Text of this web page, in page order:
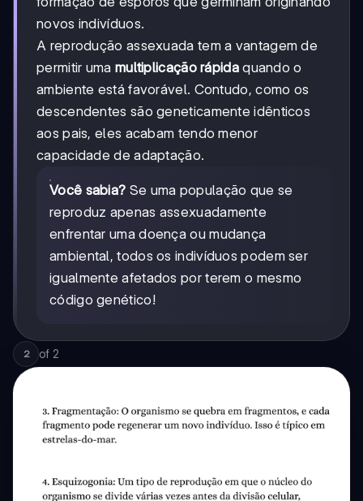
novos indivíduos.
A reprodução assexuada tem a vantagem de
permitir uma multiplicação rápidaquando o
ambiente está favorável. Contudo, como os
descendentes são geneticamente idênticos
aos pais, eles acabam tendo menor
capacidade de adaptação.
Você sabia? Se uma população que se
reproduz apenas assexuadamente
enfrentar uma doença ou mudança
ambiental, todos os indivíduos podem ser
igualmente afetados por terem o mesmo
código genético!
2 of 2